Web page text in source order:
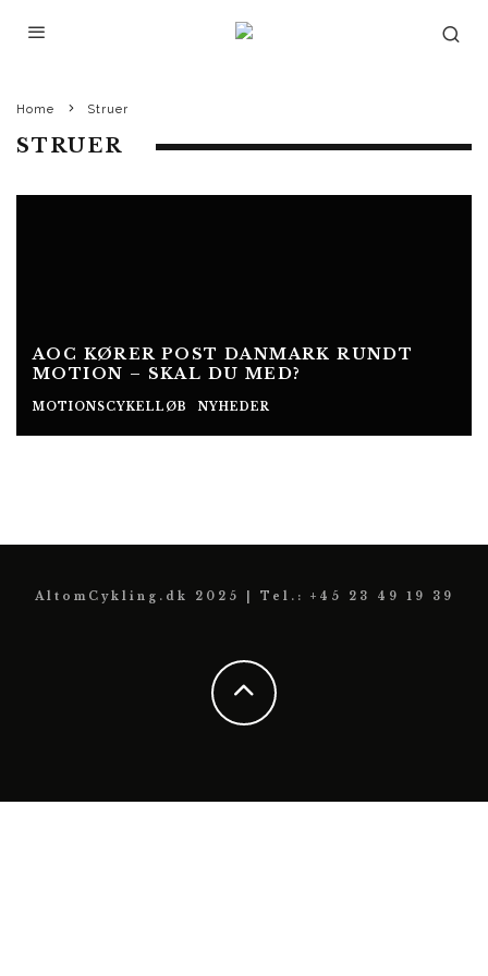
Home Struer
STRUER
AOC KØRER POST DANMARK RUNDT
MOTION – SKAL DU MED?
MOTIONSCYKELLØB NYHEDER
AltomCykling.dk 2025 | Tel.: +45 23 49 19 39